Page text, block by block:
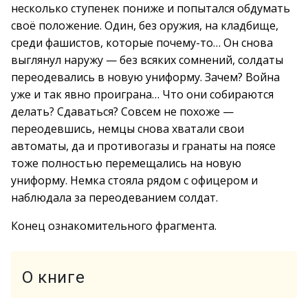
несколько ступенек пониже и попытался обдумать
своё положение. Один, без оружия, на кладбище,
среди фашистов, которые почему-то… Он снова
выглянул наружу — без всяких сомнений, солдаты
переодевались в новую униформу. Зачем? Война
уже и так явно проиграна… Что они собираются
делать? Сдаваться? Совсем не похоже —
переодевшись, немцы снова хватали свои
автоматы, да и противогазы и гранаты на поясе
тоже полностью перемещались на новую
униформу. Немка стояла рядом с офицером и
наблюдала за переодеванием солдат.
Конец ознакомительного фрагмента.
О книге